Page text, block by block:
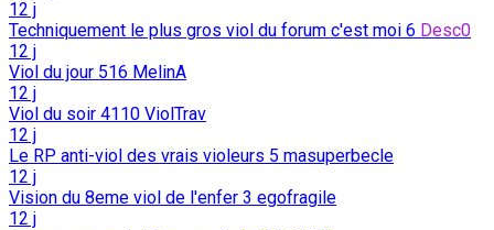
12 j
Techniquement le plus gros viol du forum c'est moi 6 Desc0
12 j
Viol du jour 516 MelinA
12 j
Viol du soir 4110 ViolTrav
12 j
Le RP anti-viol des vrais violeurs 5 masuperbecle
12 j
Vision du 8eme viol de l'enfer 3 egofragile
12 j